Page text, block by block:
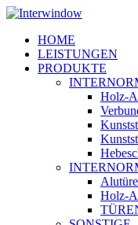
Skip
main
content
Menu
HOME
LEISTUNGEN
PRODUKTE
Holz-
Holz-